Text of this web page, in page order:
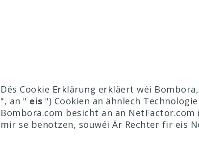
Dës Cookie Erklärung erkläert wéi
", an " eis ") Cookien an ähnlech
Bombora.com besicht an an NetFactor.com
mir se benotzen, souwéi Är Rechter fir eis